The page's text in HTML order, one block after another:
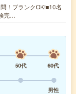
！ブランクOK!■10名
完…
50代
60代
男性